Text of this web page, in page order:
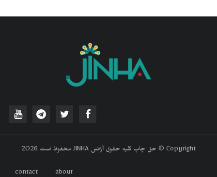
‫Copyright © حق چاپ کلیه حقوق آژانس JINHA محفوظ است 2026
about
contact